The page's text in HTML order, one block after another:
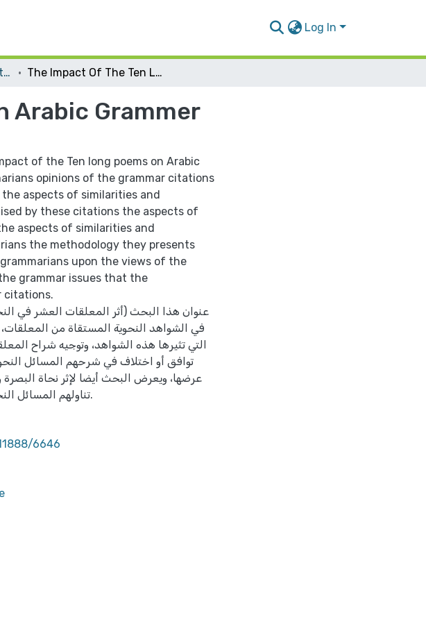
Log In
Arabic Language And Literature The Impact Of The Ten Long Poems On Arabic Grammer
Arabic Grammer
of the Ten long poems on Arabic
opinions of the grammar citations
aspects of similarities and
by these citations the aspects of
aspects of similarities and
the methodology they presents
upon the views of the
grammar issues that the
citations.
عنوان هذا البحث (أثر المعلقات العشر في
في الشواهد النحوية المستقاة من المعلقات،
التي تثيرها هذه الشواهد، وتوجيه شراح
توافق أو اختلاف في شرحهم المسائل
عرضها، ويعرض البحث أيضا لإثر نحاة
تناولهم المسائل النحوية التي تناولها النحاة في شواهدها.
6646